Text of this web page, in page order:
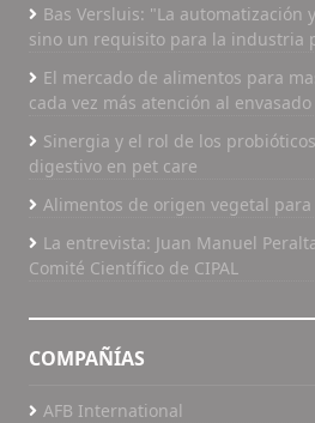
Bas Versluis: "La automatización
sino un requisito para la industria
El mercado de alimentos para
cada vez más atención al envasado
Sinergia y el rol de los
digestivo en pet care
Alimentos de origen vegetal
La entrevista: Juan Manuel
Comité Científico de CIPAL
COMPAÑÍAS
AFB International